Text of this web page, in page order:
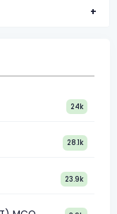
24k
28.1k
23.9k